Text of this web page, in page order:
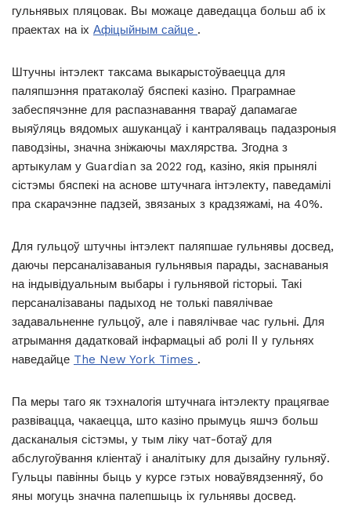
гульнявых пляцовак. Вы можаце даведацца больш аб іх
праектах на іх Афіцыйным сайце .
Штучны інтэлект таксама выкарыстоўваецца для
паляпшэння пратаколаў бяспекі казіно. Праграмнае
забеспячэнне для распазнавання твараў дапамагае
выяўляць вядомых ашуканцаў і кантраляваць падазроныя
паводзіны, значна зніжаючы махлярства. Згодна з
артыкулам у Guardian за 2022 год, казіно, якія прынялі
сістэмы бяспекі на аснове штучнага інтэлекту, паведамілі
пра скарачэнне падзей, звязаных з крадзяжамі, на 40%.
Для гульцоў штучны інтэлект паляпшае гульнявы ​​досвед,
даючы персаналізаваныя гульнявыя парады, заснаваныя
на індывідуальным выбары і гульнявой гісторыі. Такі
персаналізаваны падыход не толькі павялічвае
задавальненне гульцоў, але і павялічвае час гульні. Для
атрымання дадатковай інфармацыі аб ролі ІІ у гульнях
наведайце The New York Times .
Па меры таго як тэхналогія штучнага інтэлекту працягвае
развівацца, чакаецца, што казіно прымуць яшчэ больш
дасканалыя сістэмы, у тым ліку чат-ботаў для
абслугоўвання кліентаў і аналітыку для дызайну гульняў.
Гульцы павінны быць у курсе гэтых новаўвядзенняў, бо
яны могуць значна палепшыць іх гульнявы ​​​​досвед.